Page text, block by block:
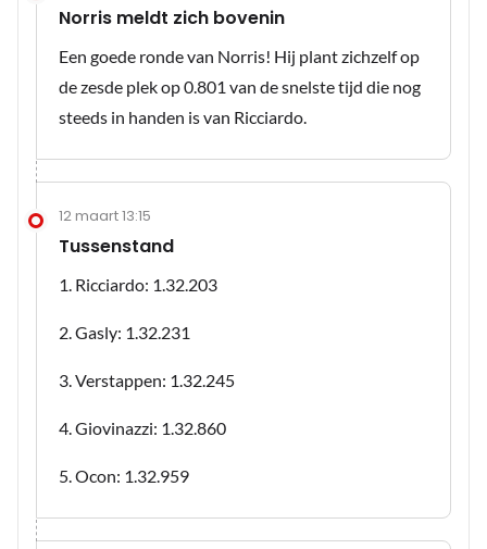
Norris meldt zich bovenin
Een goede ronde van Norris! Hij plant zichzelf op
de zesde plek op 0.801 van de snelste tijd die nog
steeds in handen is van Ricciardo.
12 maart 13:15
Tussenstand
1. Ricciardo: 1.32.203
2. Gasly: 1.32.231
3. Verstappen: 1.32.245
4. Giovinazzi: 1.32.860
5. Ocon: 1.32.959